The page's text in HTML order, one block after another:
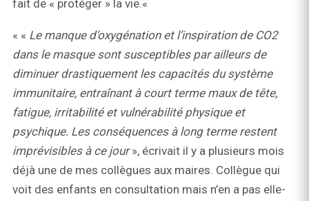
fait de « protéger » la vie.«
« « Le manque d’oxygénation et l’inspiration de CO2
dans le masque sont susceptibles par ailleurs de
diminuer drastiquement les capacités du système
immunitaire, entraînant à court terme maux de tête,
fatigue, irritabilité et vulnérabilité physique et
psychique. Les conséquences à long terme restent
imprévisibles à ce jour», écrivait il y a plusieurs mois
déjà une de mes collègues aux maires. Collègue qui
voit des enfants en consultation mais n’en a pas elle-